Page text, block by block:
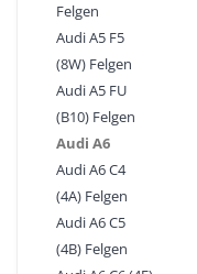
Felgen
Audi A5 F5
(8W) Felgen
Audi A5 FU
(B10) Felgen
Audi A6
Audi A6 C4
(4A) Felgen
Audi A6 C5
(4B) Felgen